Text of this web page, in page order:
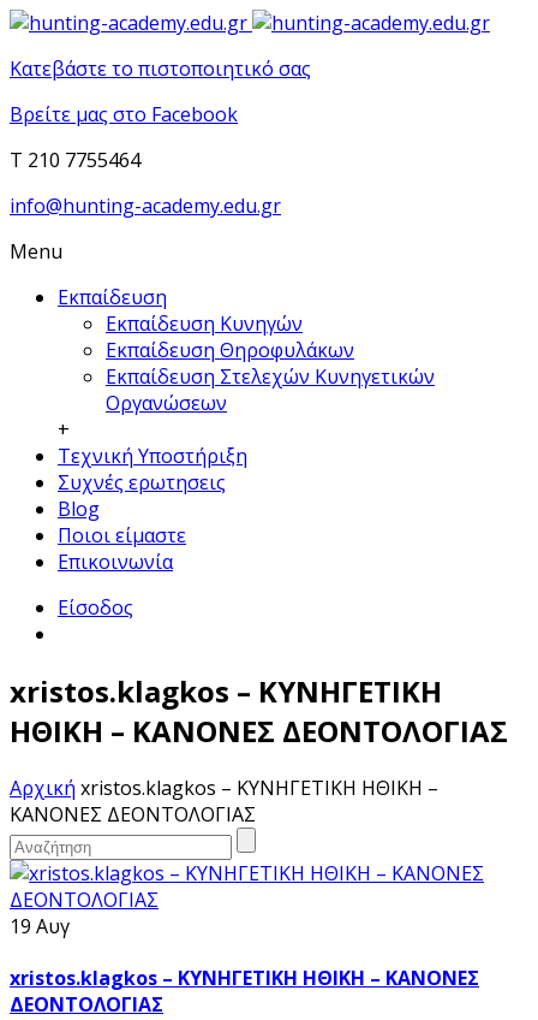
Κατεβάστε το πιστοποιητικό σας
Βρείτε μας στο Facebook
T 210 7755464
info@hunting-academy.edu.gr
Menu
Εκπαίδευση
Εκπαίδευση Κυνηγών
Εκπαίδευση Θηροφυλάκων
Εκπαίδευση Στελεχών Κυνηγετικών
Οργανώσεων
+
Τεχνική Υποστήριξη
Συχνές ερωτησεις
Blog
Ποιοι είμαστε
Επικοινωνία
Είσοδος
xristos.klagkos – ΚΥΝΗΓΕΤΙΚΗ
ΗΘΙΚΗ – ΚΑΝΟΝΕΣ ΔΕΟΝΤΟΛΟΓΙΑΣ
Αρχική xristos.klagkos – ΚΥΝΗΓΕΤΙΚΗ ΗΘΙΚΗ –
ΚΑΝΟΝΕΣ ΔΕΟΝΤΟΛΟΓΙΑΣ
19 Αυγ
xristos.klagkos – ΚΥΝΗΓΕΤΙΚΗ ΗΘΙΚΗ – ΚΑΝΟΝΕΣ
ΔΕΟΝΤΟΛΟΓΙΑΣ